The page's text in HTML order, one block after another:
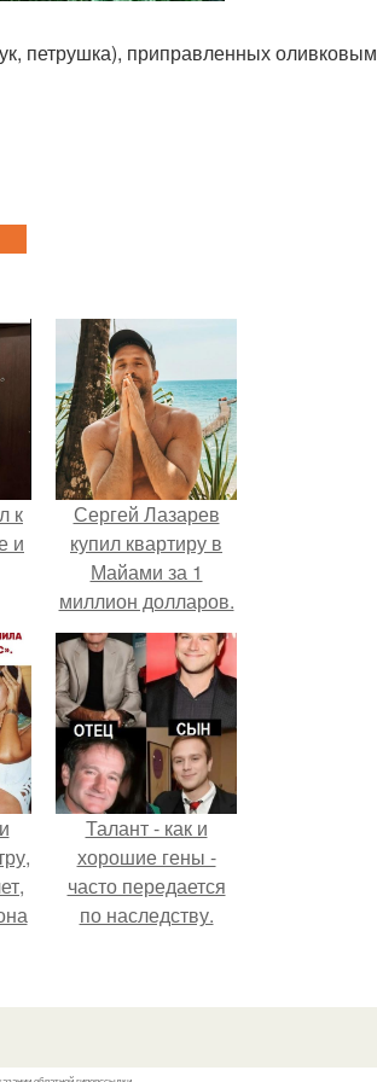
петрушка), приправленных оливковым
к
и
Сергей Лазарев
купил квартиру в
Майами за 1
миллион долларов.
Талант - как и
хорошие гены -
часто передается
по наследству.